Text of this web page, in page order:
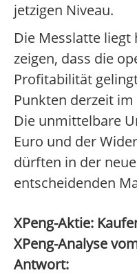
jetzigen Niveau.
Die Messlatte liegt
zeigen, dass die
Profitabilität
Punkten derzeit
Die unmittelbare
Euro und der
dürften in der
entscheidenden
XPeng-Aktie:
XPeng-Analyse
Antwort: